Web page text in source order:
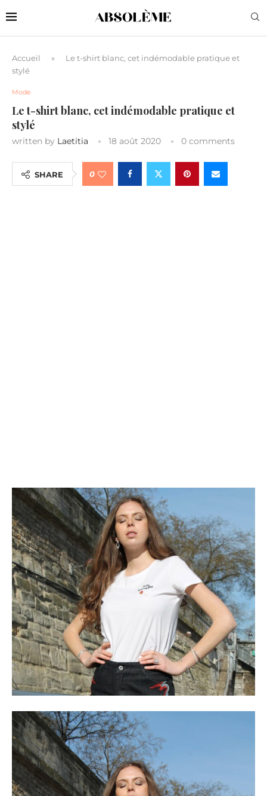
Accueil »
Le t-shirt blanc, cet indémodable pratique et
stylé
Mode
Le t-shirt blanc, cet indémodable pratique et
stylé
written by Laetitia 18 août 2020 0 comments
SHARE 0